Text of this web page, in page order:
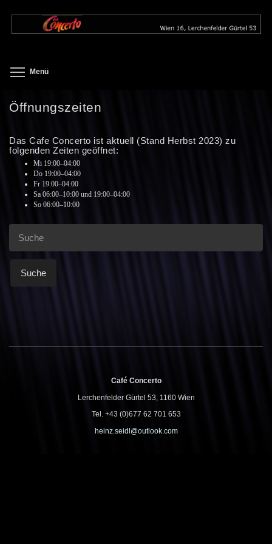
zum
Menü
Öffnungszeiten
Das Cafe Concerto ist aktuell (Stand Herbst 2023) zu
folgenden Zeiten geöffnet:
Mi 19:00–04:00
Do 19:00–04:00
Fr 19:00–04:00
Sa 06:00–10:00 und 19:00–04:00
So 06:00–10:00
Café Concerto
Lerchenfelder Gürtel 53, 1160 Wien
Tel. +43 (0)677 62 701 653
heinz.seidl@outlook.com